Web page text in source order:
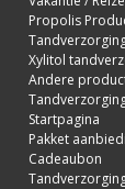
Propolis
Xylitol
Andere
Startpagina
Pakket
Cadeaubon